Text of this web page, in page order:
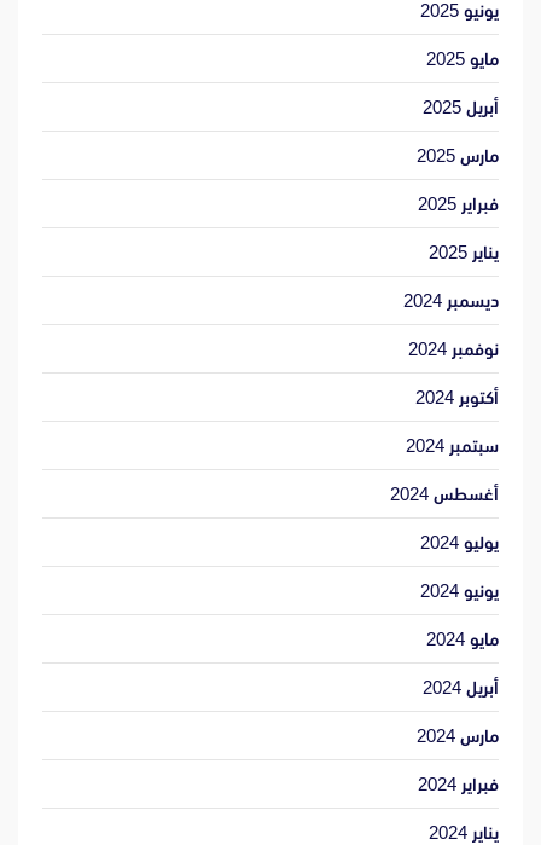
يونيو 2025
مايو 2025
أبريل 2025
مارس 2025
فبراير 2025
يناير 2025
ديسمبر 2024
نوفمبر 2024
أكتوبر 2024
سبتمبر 2024
أغسطس 2024
يوليو 2024
يونيو 2024
مايو 2024
أبريل 2024
مارس 2024
فبراير 2024
يناير 2024